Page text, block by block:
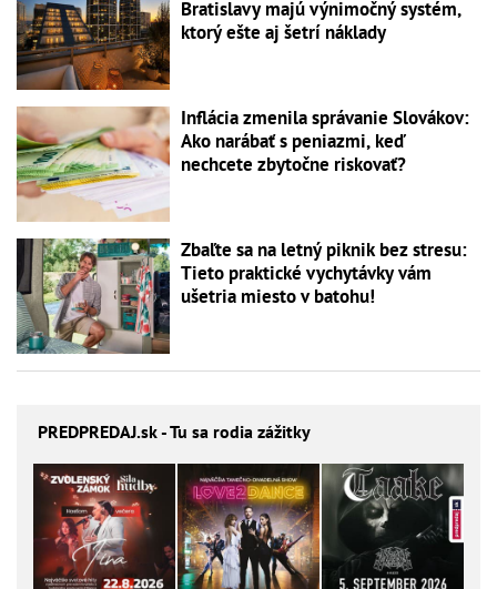
Bratislavy majú výnimočný systém,
ktorý ešte aj šetrí náklady
Inflácia zmenila správanie Slovákov:
Ako narábať s peniazmi, keď
nechcete zbytočne riskovať?
Zbaľte sa na letný piknik bez stresu:
Tieto praktické vychytávky vám
ušetria miesto v batohu!
PREDPREDAJ.sk - Tu sa rodia zážitky